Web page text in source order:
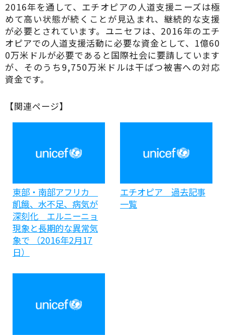
2016年を通して、エチオピアの人道支援ニーズは極
めて高い状態が続くことが見込まれ、継続的な支援
が必要とされています。ユニセフは、2016年のエチ
オピアでの人道支援活動に必要な資金として、1億60
0万米ドルが必要であると国際社会に要請しています
が、そのうち9,750万米ドルは干ばつ被害への対応
資金です。
【関連ページ】
東部・南部アフリカ
飢餓、水不足、病気が
深刻化 エルニーニョ
現象と長期的な異常気
象で （2016年2月17
日）
エチオピア 過去記事
一覧